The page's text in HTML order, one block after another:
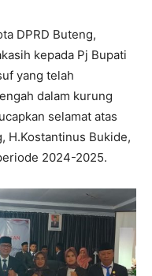
DPRD Buteng,
kepada Pj Bupati
yang telah
dalam kurung
selamat atas
H.Kostantinus Bukide,
2024-2025.